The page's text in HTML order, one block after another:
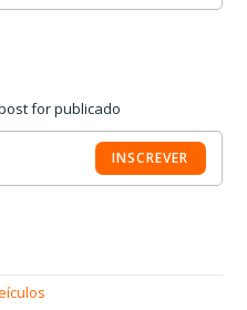
for publicado
INSCREVER